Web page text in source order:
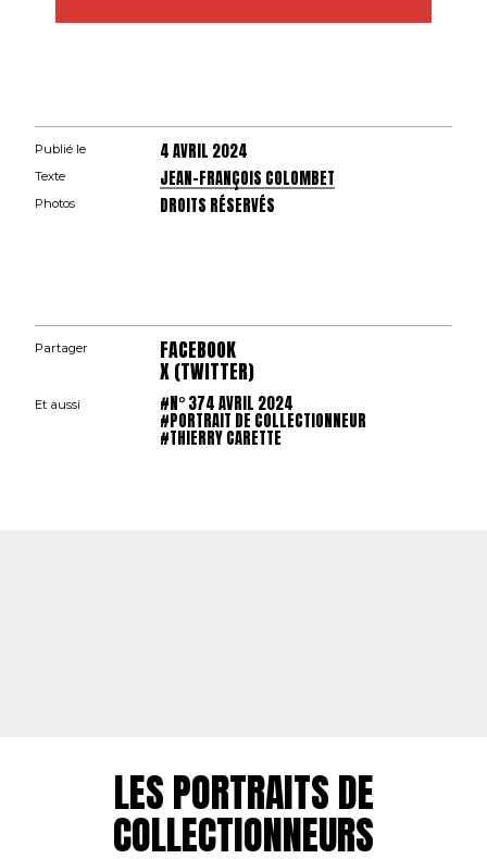
Publié le 4 AVRIL 2024
Texte JEAN-FRANÇOIS COLOMBET
Photos DROITS RÉSERVÉS
Partager FACEBOOK
X (TWITTER)
Et aussi #N° 374 AVRIL 2024
#PORTRAIT DE COLLECTIONNEUR
#THIERRY CARETTE
LES PORTRAITS DE
COLLECTIONNEURS